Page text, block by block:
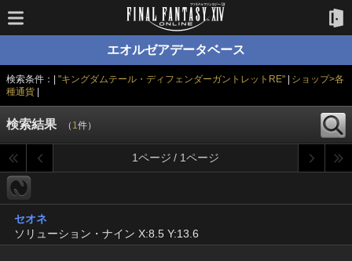
エオルゼアデータベース
検索条件：| "キングダムテール・ディフェンダーガントレットRE"| ショップ>各
種通貨|
検索結果 （ 1件）
1ページ / 1ページ
セオネ
ソリューション・ナイン X:8.5 Y:13.6